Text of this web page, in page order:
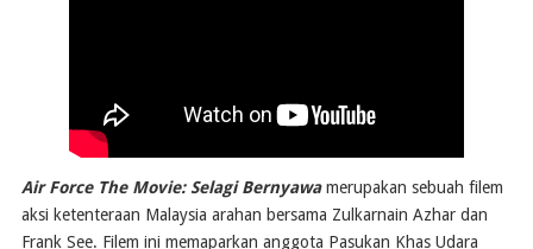
Air Force The Movie: Selagi Bernyawamerupakan sebuah filem
aksi ketenteraan Malaysia arahan bersama Zulkarnain Azhar dan
Frank See. Filem ini memaparkan anggota Pasukan Khas Udara